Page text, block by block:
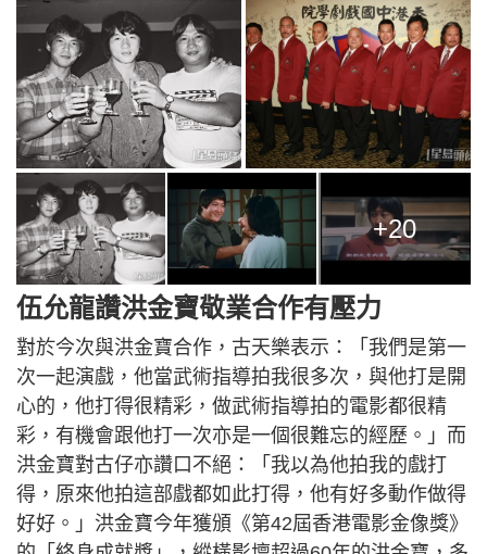
+20
伍允龍讚洪金寶敬業合作有壓力
對於今次與洪金寶合作，古天樂表示：「我們是第一
次一起演戲，他當武術指導拍我很多次，與他打是開
心的，他打得很精彩，做武術指導拍的電影都很精
彩，有機會跟他打一次亦是一個很難忘的經歷。」而
洪金寶對古仔亦讚口不絕：「我以為他拍我的戲打
得，原來他拍這部戲都如此打得，他有好多動作做得
好好。」洪金寶今年獲頒《第42屆香港電影金像獎》